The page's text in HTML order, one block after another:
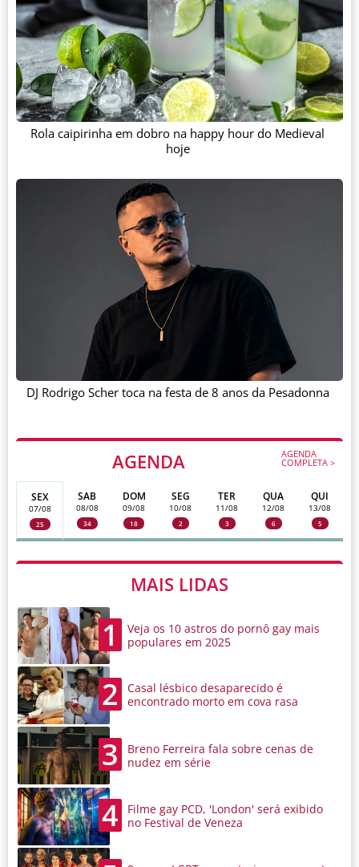
AGENDA AGENDA
COMPLETA >
SEX
07/08
25
SAB
08/08
34
DOM
09/08
18
SEG
10/08
2
TER
11/08
3
QUA
12/08
6
QUI
13/08
5
MAIS LIDAS
1
Veja os 10 astros do pornô gay mais
populares em 2025
2
Casal lésbico desaparecido é
encontrado morto em cova rasa
3
Breno Ferreira fala sobre cenas de
nudez em série
4
Filme gay PCD, 'London' será exibido
no Festival de Veneza
Rola caipirinha em dobro na happy hour do Medieval
hoje
DJ Rodrigo Scher toca na festa de 8 anos da Pesadonna